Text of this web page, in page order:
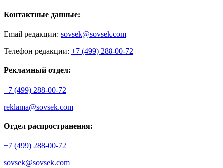
Контактные данные:
Email редакции: sovsek@sovsek.com
Телефон редакции: +7 (499) 288-00-72
Рекламный отдел:
+7 (499) 288-00-72
reklama@sovsek.com
Отдел распространения:
+7 (499) 288-00-72
sovsek@sovsek.com